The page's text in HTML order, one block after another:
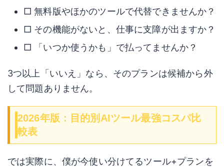
□ 無料版やほかのツールで代替できませんか？
□ その機能がないと、仕事に支障が出ますか？
□ 「いつか使うかも」で払ってませんか？
3つ以上「いいえ」なら、そのプランは候補から外
して問題ありません。
2026年版：目的別AIツール最強コスパ比
較表
では実際に、僕が今使い分けてるツール+プランを